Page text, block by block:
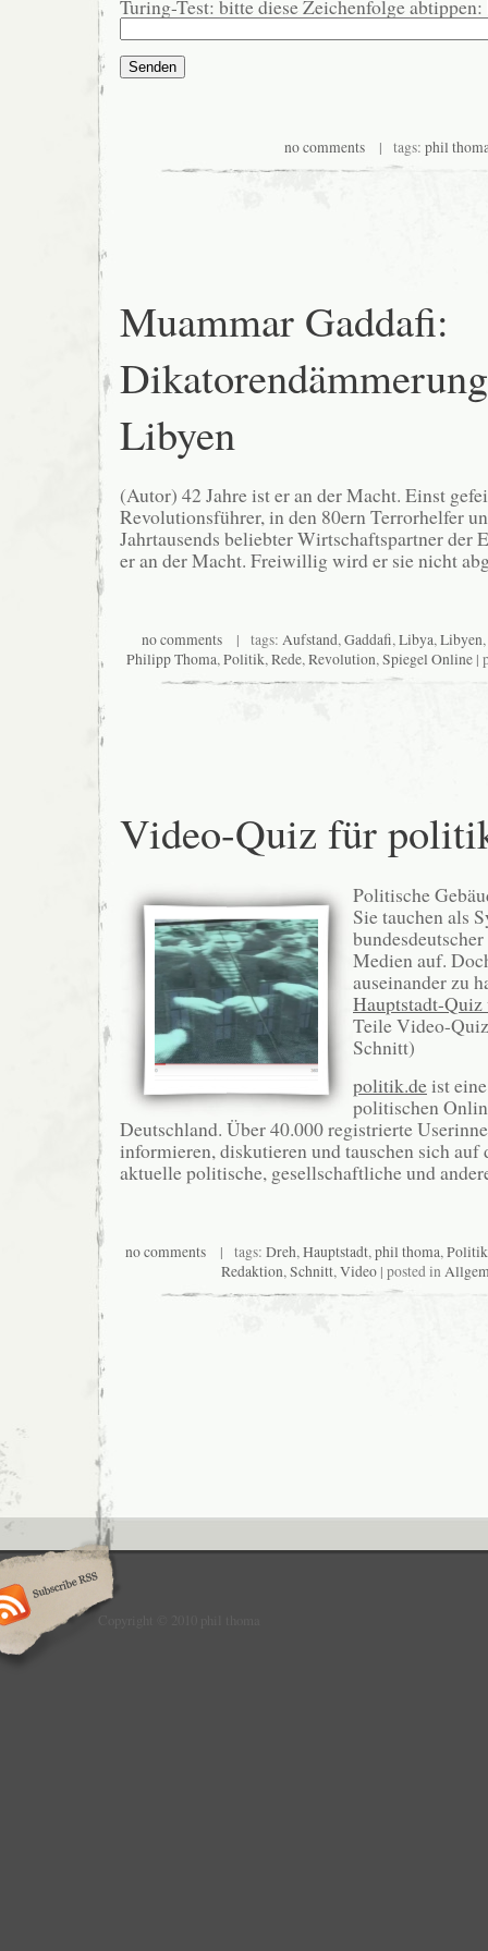
Turing-Test: bitte diese Zeichenfolge abtippen:
no comments| tags: phil
Muammar Gaddafi:
Libyen
(Autor) 42 Jahre ist er an der Macht. Einst
Revolutionsführer, in den 80ern Terrorhelfer
Jahrtausends beliebter Wirtschaftspartner der
er an der Macht. Freiwillig wird er sie nicht
no comments | tags: Aufstand,Gaddafi,Libya,Libyen,
Philipp Thoma,Politik,Rede,Revolution,Spiegel Online|
Video-Quiz für
Politische
Sie tauchen als
Medien auf.
auseinander zu
Hauptstadt-
Teile Video-
Schnitt)
politik.deist
politischen
Deutschland. Über 40.000 registrierte
informieren, diskutieren und tauschen sich auf
aktuelle politische, gesellschaftliche und
no comments| tags: Dreh,Hauptstadt,phil thoma,Politik
Redaktion,Schnitt,Video | posted in